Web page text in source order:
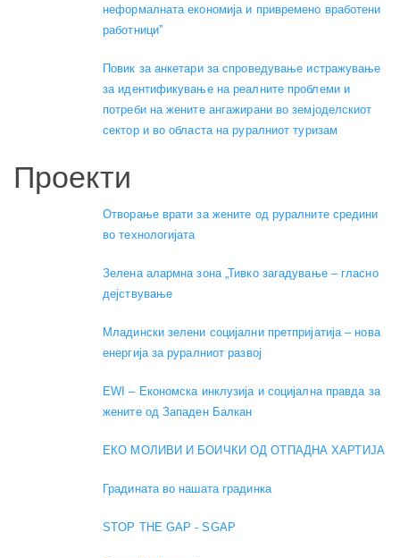
неформалната економија и привремено вработени
работници”
Повик за анкетари за спроведување истражување
за идентификување на реалните проблеми и
потреби на жените ангажирани во земјоделскиот
сектор и во областа на руралниот туризам
Проекти
Отворање врати за жените од руралните средини
во технологијата
Зелена алармна зона „Тивко загадување – гласно
дејствување
Младински зелени социјални претпријатија – нова
енергија за руралниот развој
EWI – Економска инклузија и социјална правда за
жените од Западен Балкан
ЕКО МОЛИВИ И БОИЧКИ ОД ОТПАДНА ХАРТИЈА
Градината во нашата градинка
STOP THE GAP - SGAP